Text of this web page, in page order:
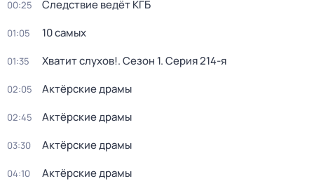
00:25 Следствие ведёт КГБ
01:05 10 самых
01:35 Хватит слухов!. Сезон 1. Серия 214-я
02:05 Актёрские драмы
02:45 Актёрские драмы
03:30 Актёрские драмы
04:10 Актёрские драмы